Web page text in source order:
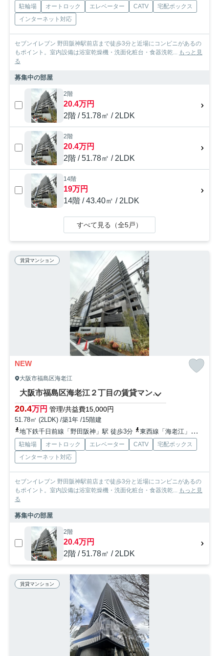
駐輪場 オートロック エレベーター CATV
宅配ボックス
インターネット対応
セブンイレブン 野田阪神駅前店まで徒歩3分と近場にコンビニがあるの
もポイント。室内設備は浴室乾燥機・洗面化粧台・食器洗乾...
もっと見
る
募集中の部屋
2階
20.4万円
2階 / 51.78㎡ / 2LDK
2階
20.4万円
2階 / 51.78㎡ / 2LDK
14階
19万円
14階 / 43.40㎡ / 2LDK
すべて見る（全5戸）
賃貸マンション
NEW
大阪市福島区海老江
大阪市福島区海老江２丁目の賃貸マンション
20.4万円 管理/共益費15,000円
51.78㎡ (2LDK) /築1年 /15階建
地下鉄千日前線「野田阪神」駅 徒歩3分
東西線「海老江」駅 徒歩2分
駐輪場 オートロック エレベーター CATV
宅配ボックス
インターネット対応
セブンイレブン 野田阪神駅前店まで徒歩3分と近場にコンビニがあるの
もポイント。室内設備は浴室乾燥機・洗面化粧台・食器洗乾...
もっと見
る
募集中の部屋
2階
20.4万円
2階 / 51.78㎡ / 2LDK
賃貸マンション